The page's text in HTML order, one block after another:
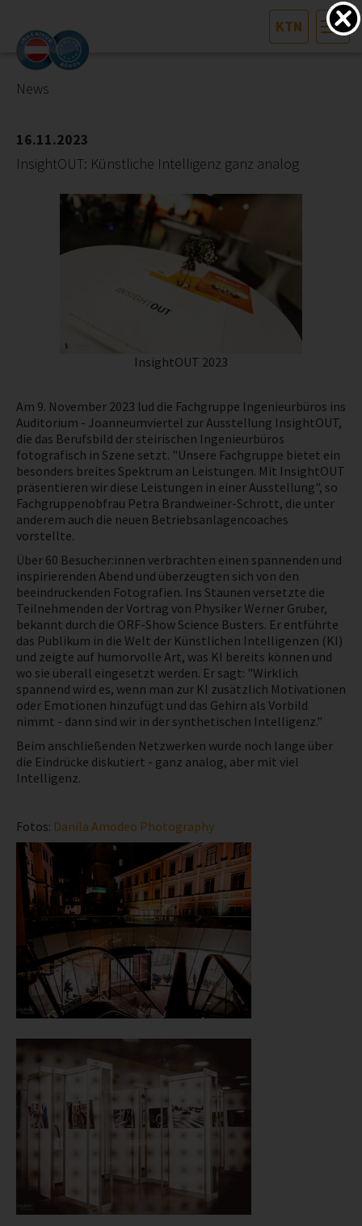
KTN
DAS INGENIEURBÜRO
INTERESSEN­VERTRETUNG
MITGLIEDER­VERZEICHNIS
SERVICE
PRÜFING
BETRIEBSCHECK
PRÜFING
News
16.11.2023
InsightOUT: Künstliche Intelligenz ganz analog
InsightOUT 2023
Am 9. November 2023 lud die Fachgruppe Ingenieurbüros ins
Auditorium - Joanneumviertel zur Ausstellung InsightOUT,
die das Berufsbild der steirischen Ingenieurbüros
fotografisch in Szene setzt. "Unsere Fachgruppe bietet ein
besonders breites Spektrum an Leistungen. Mit InsightOUT
präsentieren wir diese Leistungen in einer Ausstellung", so
Fachgruppenobfrau Petra Brandweiner-Schrott, die unter
anderem auch die neuen Betriebsanlagencoaches
vorstellte.
Über 60 Besucher:innen verbrachten einen spannenden und
inspirierenden Abend und überzeugten sich von den
beeindruckenden Fotografien. Ins Staunen versetzte die
Teilnehmenden der Vortrag von Physiker Werner Gruber,
bekannt durch die ORF-Show Science Busters. Er entführte
das Publikum in die Welt der Künstlichen Intelligenzen (KI)
und zeigte auf humorvolle Art, was KI bereits können und
wo sie überall eingesetzt werden. Er sagt: "Wirklich
spannend wird es, wenn man zur KI zusätzlich Motivationen
oder Emotionen hinzufügt und das Gehirn als Vorbild
nimmt - dann sind wir in der synthetischen Intelligenz."
Beim anschließenden Netzwerken wurde noch lange über
die Eindrücke diskutiert - ganz analog, aber mit viel
Intelligenz.
Fotos: Danila Amodeo Photography